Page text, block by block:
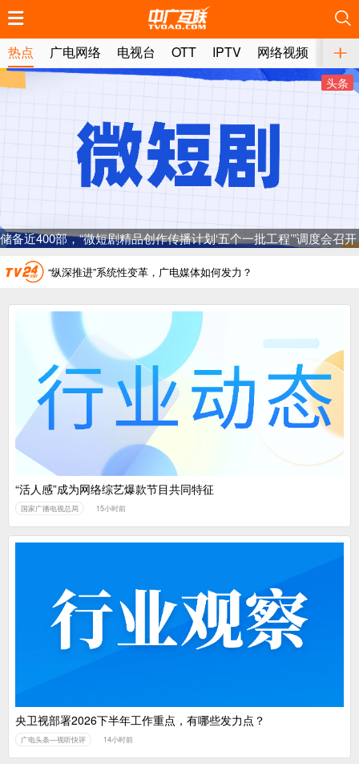
热点 广电网络 电视台 OTT IPTV 网络视频 媒体
头条
储备近400部，“微短剧精品创作传播计划‘五个一批工程’”调度会召开
中国广电：编制一体化电视技术标准白皮书
AI赋能微短剧产业“沪8条”发布
“纵深推进”系统性变革，广电媒体如何发力？
“一省一网”，中国广电为何走了二十年？
广电总局对互联网电视自动续费专项治理
中国广电：编制一体化电视技术标准白皮书
推荐
“活人感”成为网络综艺爆款节目共同特征
国家广播电视总局 15小时前
推荐
央卫视部署2026下半年工作重点，有哪些发力点？
广电头条—视听快评 14小时前
推荐
推荐
推荐
推荐
推荐
推荐
推荐
推荐
推荐
推荐
推荐
推荐
推荐
推荐
推荐
推荐
推荐
推荐